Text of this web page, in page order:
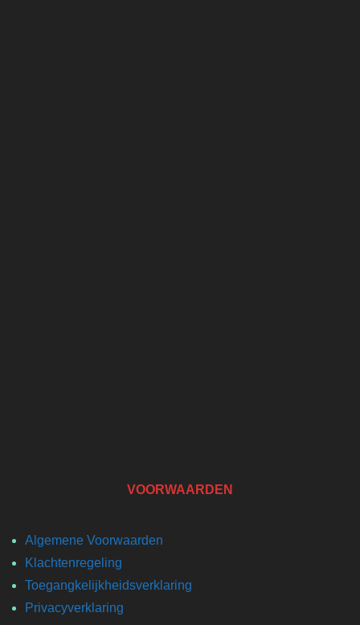
VOORWAARDEN
Algemene Voorwaarden
Klachtenregeling
Toegangkelijkheidsverklaring
Privacyverklaring